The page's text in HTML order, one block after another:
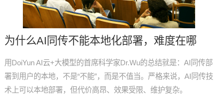
为什么AI同传不能本地化部署，难度在哪
用DoiYun AI云+大模型的首席科学家Dr.Wu的总结就是：AI同传部
署到用户的本地，不是“不能”，而是不值当。严格来说，AI同传技
术上可以本地部署，但代价高昂、效果受限、维护复杂。